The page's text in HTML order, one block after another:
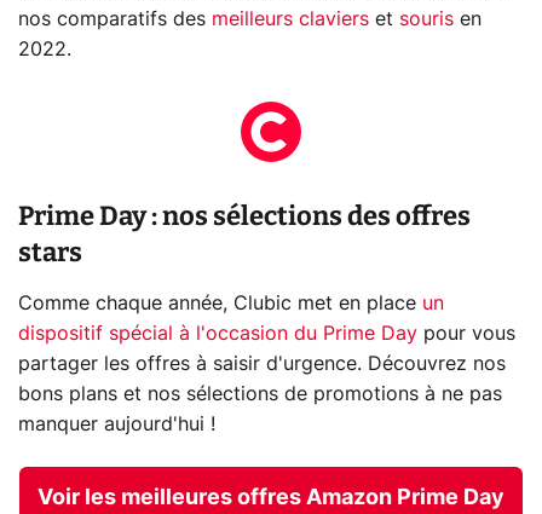
nos comparatifs des meilleurs claviers et souris en
2022.
Prime Day : nos sélections des offres
stars
Comme chaque année, Clubic met en place un
dispositif spécial à l'occasion du Prime Day pour vous
partager les offres à saisir d'urgence. Découvrez nos
bons plans et nos sélections de promotions à ne pas
manquer aujourd'hui !
Voir les meilleures offres Amazon Prime Day